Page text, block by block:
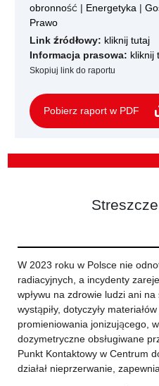
obronność | Energetyka |
Prawo
Link źródłowy: kliknij tutaj
Informacja prasowa: kliknij
Skopiuj link do raportu
Pobierz raport w PDF
W 2023 roku w Polsce nie
radiacyjnych, a incydenty
wpływu na zdrowie ludzi ani
wystąpiły, dotyczyły
promieniowania jonizującego,
dozymetryczne obsługiwane
Punkt Kontaktowy w Centrum
działał nieprzerwanie,